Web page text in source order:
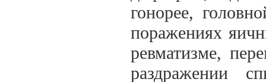
гонорее,
поражениях
ревматизме,
раздражении